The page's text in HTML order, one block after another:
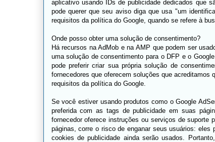
aplicativo usando IDs de publicidade dedicados que
pode querer que seu aviso diga que usa "um
requisitos da política do Google, quando se refere à
Onde posso obter uma solução de consentimento?
Há recursos na AdMob e na AMP que podem ser
uma solução de consentimento para o DFP e o
pode preferir criar sua própria solução de
fornecedores que oferecem soluções que acreditamos
requisitos da política do Google.
Se você estiver usando produtos como o Google
preferida com as tags de publicidade em suas
fornecedor oferece instruções ou serviços de
páginas, corre o risco de enganar seus usuários:
cookies de publicidade ainda serão usados.